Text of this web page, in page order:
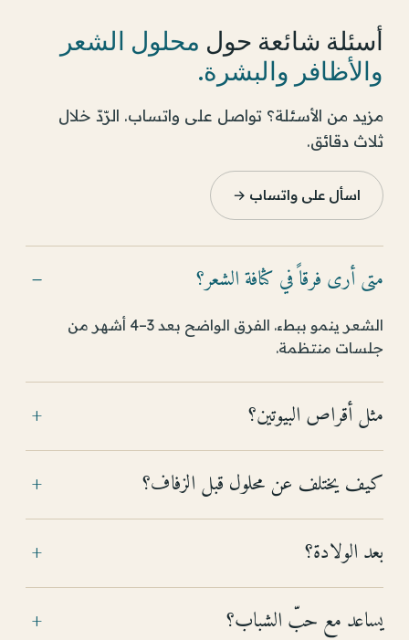
أسئلة شائعة حول محلول الشعر
والأظافر والبشرة.
مزيد من الأسئلة؟ تواصل على واتساب. الرّدّ خلال
ثلاث دقائق.
اسأل على واتساب →
متى أرى فرقاً في كثافة الشعر؟ −
الشعر ينمو ببطء. الفرق الواضح بعد 3–4 أشهر من
جلسات منتظمة.
مثل أقراص البيوتين؟
+
كيف يختلف عن محلول قبل الزفاف؟
+
بعد الولادة؟
+
يساعد مع حبّ الشباب؟
+